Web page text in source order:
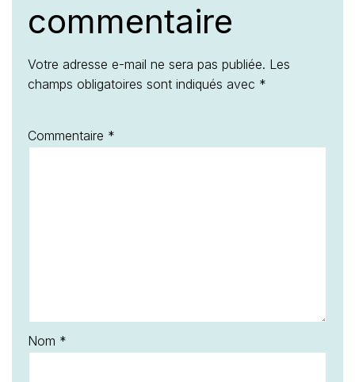
commentaire
Votre adresse e-mail ne sera pas publiée. Les
champs obligatoires sont indiqués avec *
Commentaire *
Nom *